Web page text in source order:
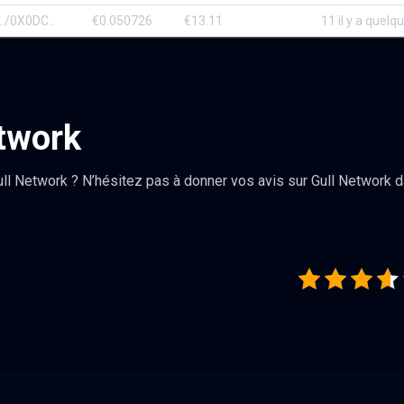
0X0DC.. €0.050726 €13.11 11 il y a
Network ? N’hésitez pas à donner vos avis sur Gull Network